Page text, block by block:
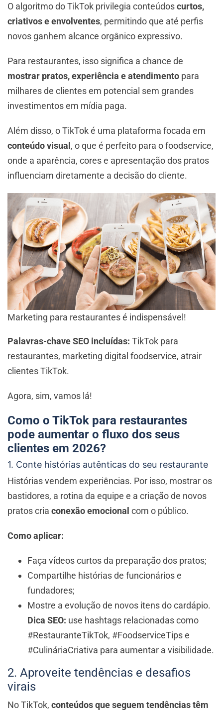
O algoritmo do TikTok privilegia conteúdoscurtos,
criativos e envolventes, permitindo que até perfis
novos ganhem alcance orgânico expressivo.
Para restaurantes, isso significa a chance de
mostrar pratos, experiência e atendimento para
milhares de clientes em potencial sem grandes
investimentos em mídia paga.
Além disso, o TikTok é uma plataforma focada em
conteúdo visual, o que é perfeito para o foodservice,
onde a aparência, cores e apresentação dos pratos
influenciam diretamente a decisão do cliente.
Marketing para restaurantes é indispensável!
Palavras-chave SEO incluídas: TikTok para
restaurantes, marketing digital foodservice, atrair
clientes TikTok.
Agora, sim, vamos lá!
Como o TikTok para restaurantes
pode aumentar o fluxo dos seus
clientes em 2026?
1. Conte histórias autênticas do seu restaurante
Histórias vendem experiências. Por isso, mostrar os
bastidores, a rotina da equipe e a criação de novos
pratos cria conexão emocional com o público.
Como aplicar:
Faça vídeos curtos da preparação dos pratos;
Compartilhe histórias de funcionários e
fundadores;
Mostre a evolução de novos itens do cardápio.
Dica SEO: use hashtags relacionadas como
#RestauranteTikTok, #FoodserviceTips e
#CulináriaCriativa para aumentar a visibilidade.
2. Aproveite tendências e desafios
virais
No TikTok, conteúdos que seguem tendências têm